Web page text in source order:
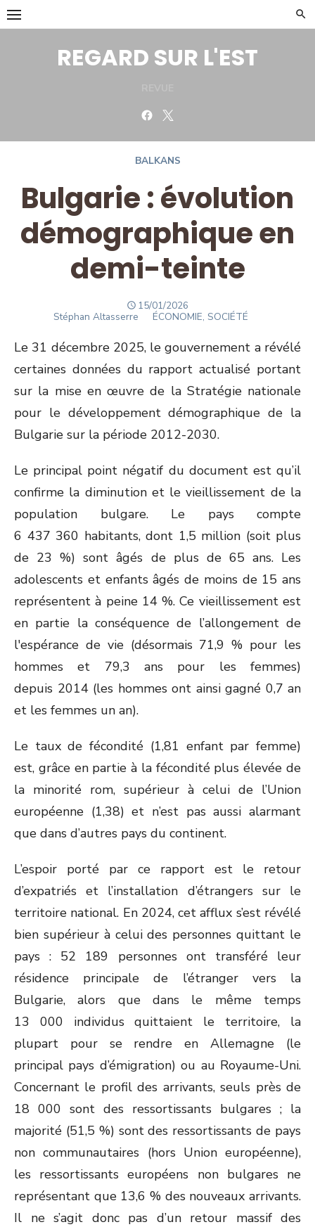
Skip
to
REGARD SUR L'EST
Facebook
BALKANS
Bulgarie : évolution
démographique en
demi-teinte
POSTED
ON
15/01/2026
Author
Stéphan Altasserre ÉCONOMIE, SOCIÉTÉ
Le 31 décembre 2025, le gouvernement a révélé
certaines données du rapport actualisé portant
sur la mise en œuvre de la Stratégie nationale
pour le développement démographique de la
Bulgarie sur la période 2012-2030.
Le principal point négatif du document est qu’il
confirme la diminution et le vieillissement de la
population bulgare. Le pays compte
6 437 360 habitants, dont 1,5 million (soit plus
de 23 %) sont âgés de plus de 65 ans. Les
adolescents et enfants âgés de moins de 15 ans
représentent à peine 14 %. Ce vieillissement est
en partie la conséquence de l’allongement de
l'espérance de vie (désormais 71,9 % pour les
hommes et 79,3 ans pour les femmes)
depuis 2014 (les hommes ont ainsi gagné 0,7 an
et les femmes un an).
Le taux de fécondité (1,81 enfant par femme)
est, grâce en partie à la fécondité plus élevée de
la minorité rom, supérieur à celui de l’Union
européenne (1,38) et n’est pas aussi alarmant
que dans d’autres pays du continent.
L’espoir porté par ce rapport est le retour
d’expatriés et l’installation d’étrangers sur le
territoire national. En 2024, cet afflux s’est révélé
bien supérieur à celui des personnes quittant le
pays : 52 189 personnes ont transféré leur
résidence principale de l’étranger vers la
Bulgarie, alors que dans le même temps
13 000 individus quittaient le territoire, la
plupart pour se rendre en Allemagne (le
principal pays d’émigration) ou au Royaume-Uni.
Concernant le profil des arrivants, seuls près de
18 000 sont des ressortissants bulgares ; la
majorité (51,5 %) sont des ressortissants de pays
non communautaires (hors Union européenne),
les ressortissants européens non bulgares ne
représentant que 13,6 % des nouveaux arrivants.
Il ne s’agit donc pas d’un retour massif des